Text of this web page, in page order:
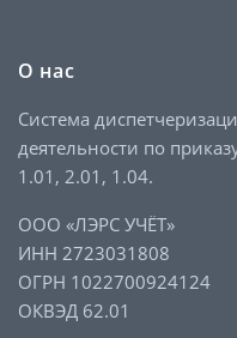
О нас
Система
деятельности по
1.01, 2.01, 1.04.
ООО «ЛЭРС УЧЁТ»
ИНН 2723031808
ОГРН 1022700924124
ОКВЭД 62.01